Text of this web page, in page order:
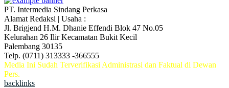
PT. Intermedia Sindang Perkasa
Alamat Redaksi | Usaha :
Jl. Brigjend H.M. Dhanie Effendi Blok 47 No.05
Kelurahan 26 Ilir Kecamatan Bukit Kecil
Palembang 30135
Telp. (0711) 313333 -366555
Media Ini Sudah Terverifikasi Administrasi dan Faktual di Dewan
Pers.
backlinks